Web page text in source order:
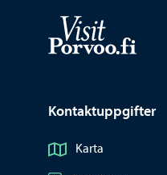
Kontaktuppgifter
Karta